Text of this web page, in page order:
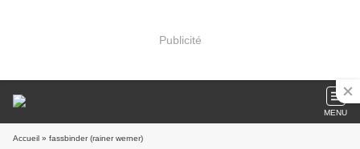
Publicité
MENU
Accueil » fassbinder (rainer werner)